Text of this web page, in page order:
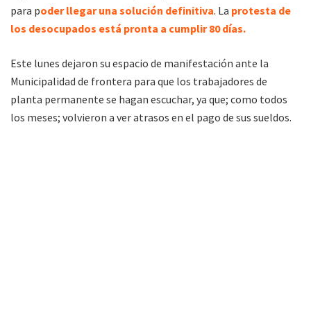
para poder llegar una solución definitiva. La protesta de
los desocupados está pronta a cumplir 80 días.
Este lunes dejaron su espacio de manifestación ante la
Municipalidad de frontera para que los trabajadores de
planta permanente se hagan escuchar, ya que; como todos
los meses; volvieron a ver atrasos en el pago de sus sueldos.